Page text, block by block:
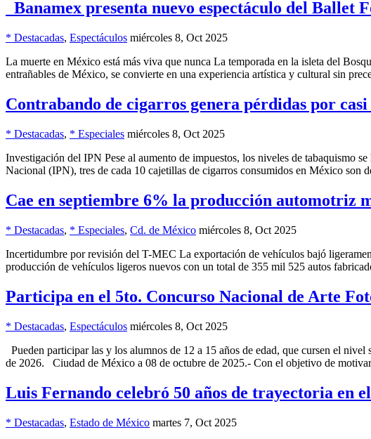
Banamex presenta nuevo espectáculo del Ballet
* Destacadas, Espectáculos miércoles 8, Oct 2025
La muerte en México está más viva que nunca La temporada en la isleta del
entrañables de México, se convierte en una experiencia artística y cultural sin
Contrabando de cigarros genera pérdidas por casi
* Destacadas, * Especiales miércoles 8, Oct 2025
Investigación del IPN Pese al aumento de impuestos, los niveles de tabaquismo
Nacional (IPN), tres de cada 10 cajetillas de cigarros consumidos en México
Cae en septiembre 6% la producción automotriz
* Destacadas, * Especiales, Cd. de México miércoles 8, Oct 2025
Incertidumbre por revisión del T-MEC La exportación de vehículos bajó
producción de vehículos ligeros nuevos con un total de 355 mil 525 autos
Participa en el 5to. Concurso Nacional de Arte
* Destacadas, Espectáculos miércoles 8, Oct 2025
Pueden participar las y los alumnos de 12 a 15 años de edad, que cursen el
de 2026. Ciudad de México a 08 de octubre de 2025.- Con el objetivo de
Luis Fernando celebró 50 años de trayectoria en
* Destacadas, Estado de México martes 7, Oct 2025